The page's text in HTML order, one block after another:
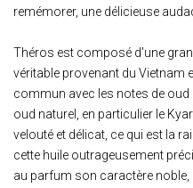
remémorer, une délicieuse
Théros est composé d'une
véritable provenant du Vietnam
commun avec les notes de
oud naturel, en particulier le
velouté et délicat, ce qui est la
cette huile outrageusement
au parfum son caractère